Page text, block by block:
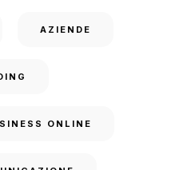
AZIENDE
ONLINE